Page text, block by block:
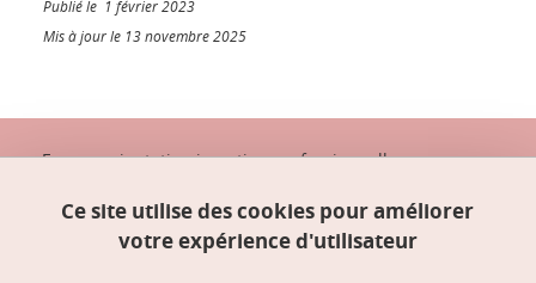
Publié le 1 février 2023
Mis à jour le 13 novembre 2025
Espace orientation insertion professionnelle
Bâtiment Pierre-Mendès-France (à côté de la
Domaine universitaire
Ce site utilise des cookies pour améliorer
votre expérience d'utilisateur